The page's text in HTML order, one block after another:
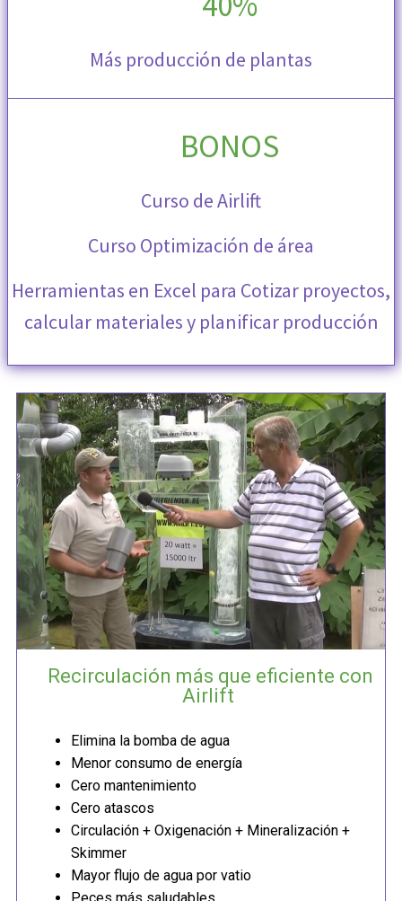
Más producción de plantas
BONOS
Curso de Airlift
Curso Optimización de área
Herramientas en Excel para Cotizar proyectos,
calcular materiales y planificar producción
Recirculación más que eficiente con
Airlift
Elimina la bomba de agua
Menor consumo de energía
Cero mantenimiento
Cero atascos
Circulación + Oxigenación + Mineralización +
Skimmer
Mayor flujo de agua por vatio